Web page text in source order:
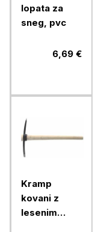
lopata za
sneg, pvc
6,69 €
Kramp
kovani z
lesenim